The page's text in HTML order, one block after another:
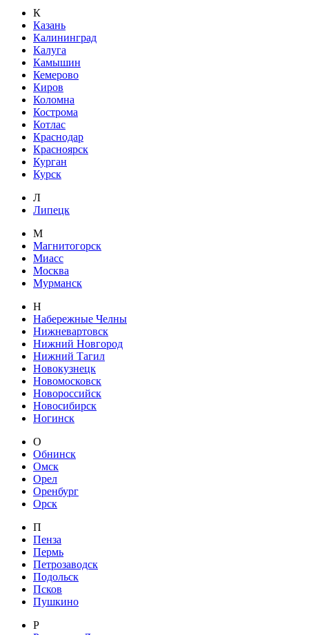
К
Казань
Калининград
Калуга
Камышин
Кемерово
Киров
Коломна
Кострома
Котлас
Краснодар
Красноярск
Курган
Курск
Л
Липецк
М
Магнитогорск
Миасс
Москва
Мурманск
Н
Набережные Челны
Нижневартовск
Нижний Новгород
Нижний Тагил
Новокузнецк
Новомосковск
Новороссийск
Новосибирск
Ногинск
О
Обнинск
Омск
Орел
Оренбург
Орск
П
Пенза
Пермь
Петрозаводск
Подольск
Псков
Пушкино
Р